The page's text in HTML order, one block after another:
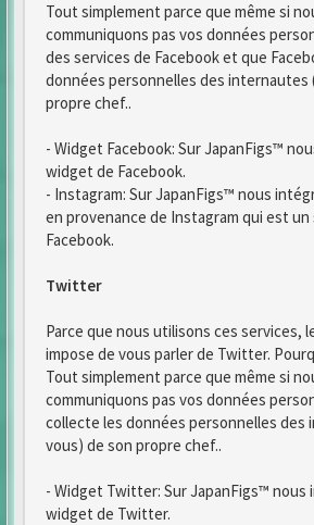
Tout simplement parce que même si
communiquons pas vos données
des services de Facebook et que
données personnelles des internautes
propre chef..
- Widget Facebook: Sur JapanFigs™
widget de Facebook.
- Instagram: Sur JapanFigs™ nous
en provenance de Instagram qui est un
Facebook.
Twitter
Parce que nous utilisons ces services,
impose de vous parler de Twitter.
Tout simplement parce que même si
communiquons pas vos données
collecte les données personnelles des
vous) de son propre chef..
- Widget Twitter: Sur JapanFigs™ nous
widget de Twitter.